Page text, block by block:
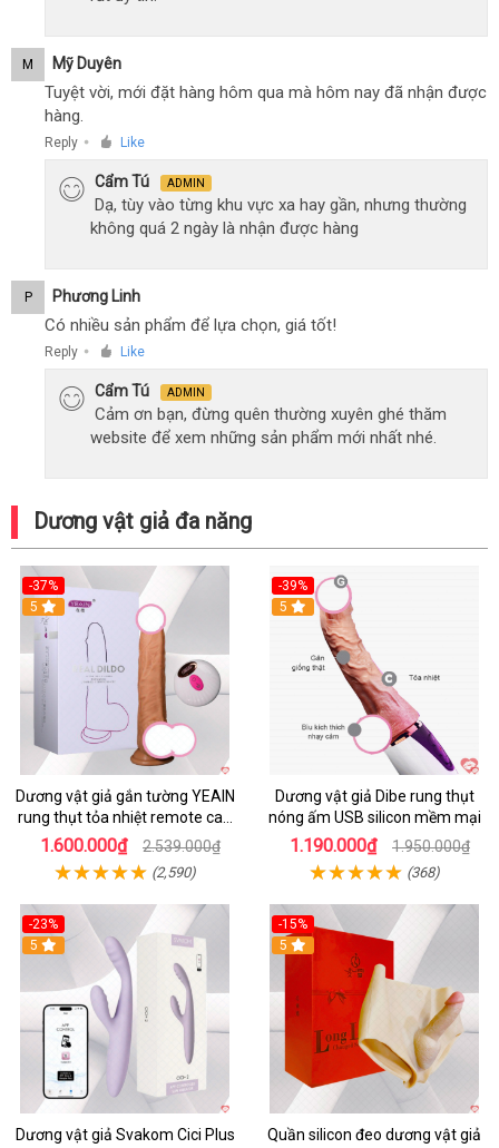
M Mỹ Duyên
Tuyệt vời, mới đặt hàng hôm qua mà hôm nay đã nhận được
hàng.
Reply ● Like
Cẩm Tú ADMIN
Dạ, tùy vào từng khu vực xa hay gần, nhưng thường
không quá 2 ngày là nhận được hàng
P Phương Linh
Có nhiều sản phẩm để lựa chọn, giá tốt!
Reply ● Like
Cẩm Tú ADMIN
Cảm ơn bạn, đừng quên thường xuyên ghé thăm
website để xem những sản phẩm mới nhất nhé.
Dương vật giả đa năng
-37%
5
Dương vật giả gắn tường YEAIN
rung thụt tỏa nhiệt remote cao
cấp
1.600.000₫ 2.539.000₫
(2,590)
-39%
5
Dương vật giả Dibe rung thụt
nóng ấm USB silicon mềm mại
1.190.000₫ 1.950.000₫
(368)
-23%
5
Dương vật giả Svakom Cici Plus
-15%
5
Quần silicon đeo dương vật giả